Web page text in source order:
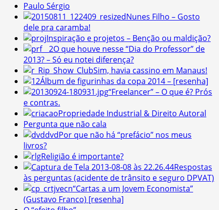
Paulo Sérgio
Nunes Filho – Gosto
dele pra caramba!
Inspiração e projetos – Benção ou maldição?
O que houve nesse “Dia do Professor” de
2013? – Só eu notei diferença?
Sim, havia cassino em Manaus!
Álbum de figurinhas da copa 2014 – [resenha]
“Freelancer” – O que é? Prós
e contras.
Propriedade Industrial & Direito Autoral
Pergunta que não cala
Por que não há “prefácio” nos meus
livros?
Religião é importante?
Respostas
às perguntas (acidente de trânsito e seguro DPVAT)
“Cartas a um Jovem Economista”
(Gustavo Franco) [resenha]